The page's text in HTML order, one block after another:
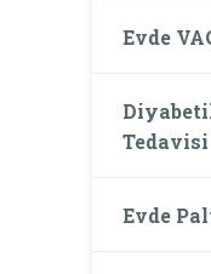
Evde
Tedavisi
Evde